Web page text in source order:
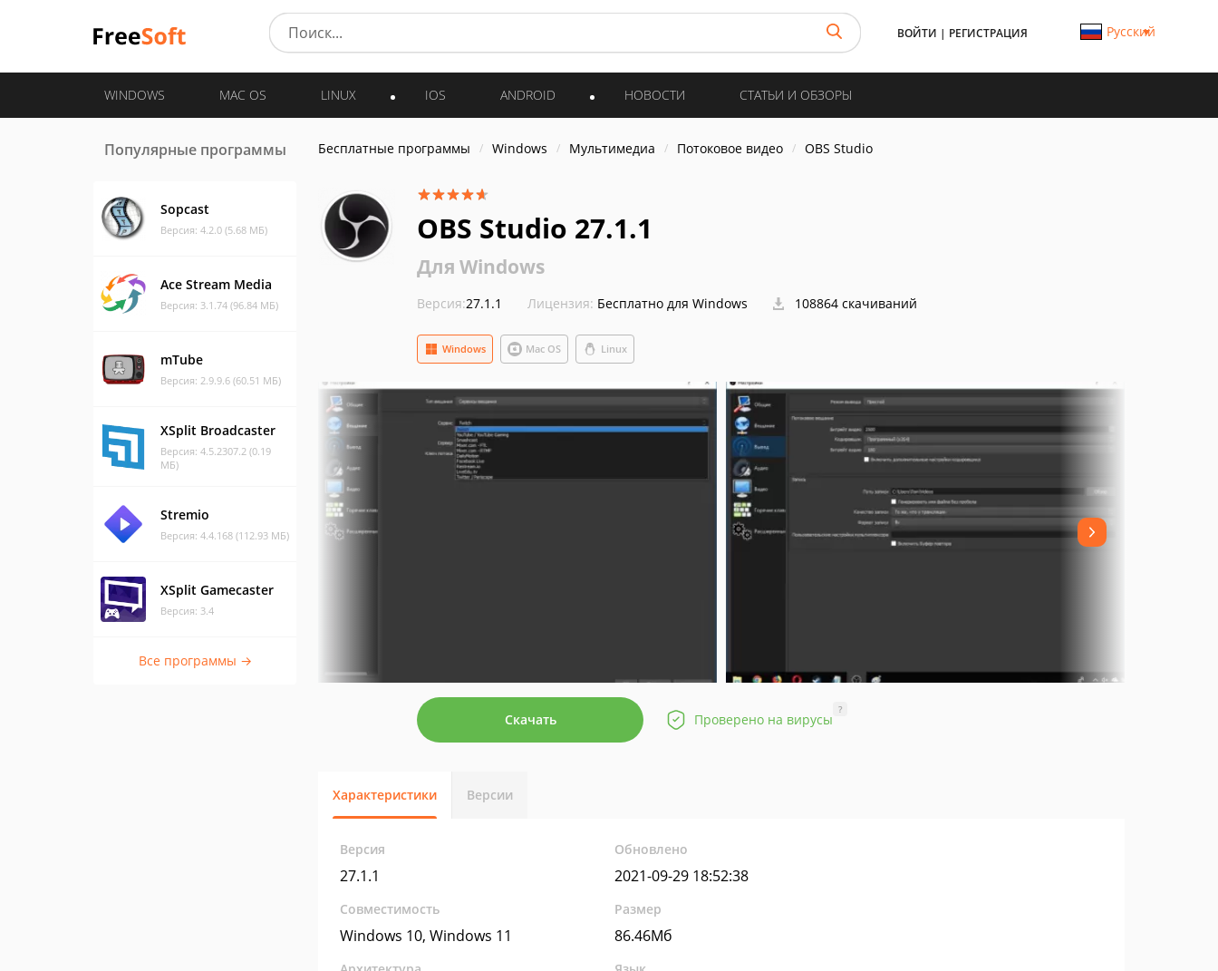
ВОЙТИ | РЕГИСТРАЦИЯ Русский
WINDOWS MAC OS LINUX IOS ANDROID НОВОСТИ СТАТЬИ И ОБЗОРЫ
Популярные программы
Sopcast
Версия: 4.2.0 (5.68 МБ)
Ace Stream Media
Версия: 3.1.74 (96.84 МБ)
mTube
Версия: 2.9.9.6 (60.51 МБ)
XSplit Broadcaster
Версия: 4.5.2307.2 (0.19
МБ)
Stremio
Версия: 4.4.168 (112.93 МБ)
XSplit Gamecaster
Версия: 3.4
Все программы →
Бесплатные программы Windows Мультимедиа Потоковое видео OBS Studio
OBS Studio 27.1.1
Для Windows
Версия:27.1.1 Лицензия: Бесплатно для Windows 108864 скачиваний
Mac OS
Windows Linux
Скачать Проверено на вирусы
?
Характеристики Версии
Версия
27.1.1
Обновлено
2021-09-29 18:52:38
Совместимость
Windows 10, Windows 11
Размер
86.46Мб